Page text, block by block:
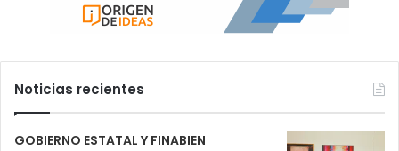
Noticias recientes
GOBIERNO ESTATAL Y FINABIEN